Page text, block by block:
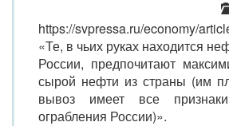
https://svpressa.ru/economy/
«Те, в чьих руках находится
России, предпочитают
сырой нефти из страны (им
вывоз имеет все признаки
ограбления России)».